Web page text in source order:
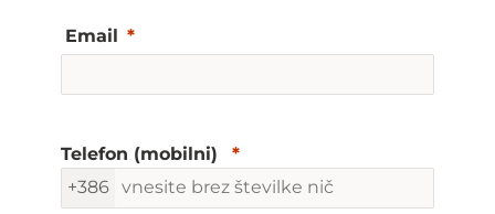
Email
Telefon (mobilni)
+386